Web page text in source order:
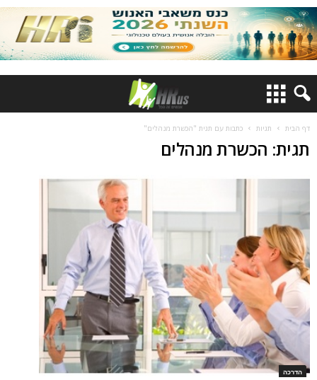
דף הבית תגיות כתבות עם תגית "הכשרת מנהלים"
תגית: הכשרת מנהלים
הדרכה